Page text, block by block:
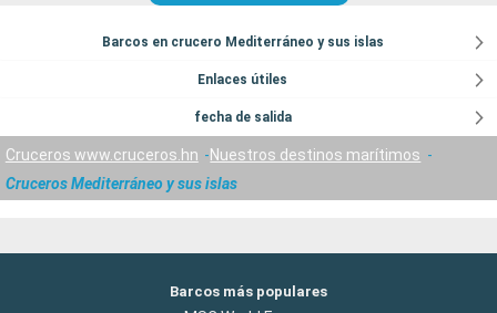
Barcos en crucero Mediterráneo y sus islas
Enlaces útiles
fecha de salida
Cruceros www.cruceros.hn
Nuestros destinos marítimos
Cruceros Mediterráneo y sus islas
Barcos más populares